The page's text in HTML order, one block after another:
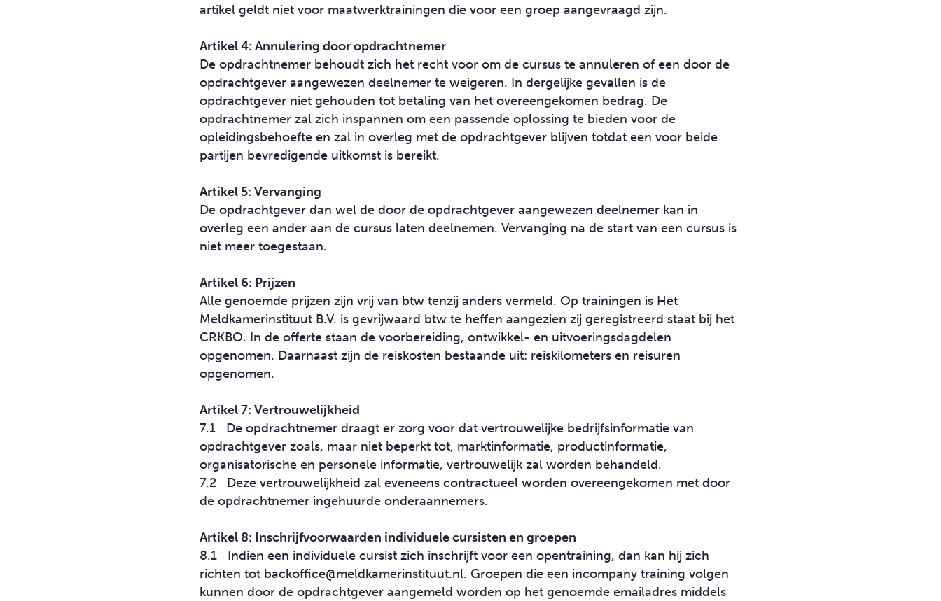
artikel geldt niet voor maatwerktrainingen die voor een groep aangevraagd zijn.
Artikel 4: Annulering door opdrachtnemer
De opdrachtnemer behoudt zich het recht voor om de cursus te annuleren of een door de
opdrachtgever aangewezen deelnemer te weigeren. In dergelijke gevallen is de
opdrachtgever niet gehouden tot betaling van het overeengekomen bedrag. De
opdrachtnemer zal zich inspannen om een passende oplossing te bieden voor de
opleidingsbehoefte en zal in overleg met de opdrachtgever blijven totdat een voor beide
partijen bevredigende uitkomst is bereikt.
Artikel 5: Vervanging
De opdrachtgever dan wel de door de opdrachtgever aangewezen deelnemer kan in
overleg een ander aan de cursus laten deelnemen. Vervanging na de start van een cursus is
niet meer toegestaan.
Artikel 6: Prijzen
Alle genoemde prijzen zijn vrij van btw tenzij anders vermeld. Op trainingen is Het
Meldkamerinstituut B.V. is gevrijwaard btw te heffen aangezien zij geregistreerd staat bij het
CRKBO. In de offerte staan de voorbereiding, ontwikkel- en uitvoeringsdagdelen
opgenomen. Daarnaast zijn de reiskosten bestaande uit: reiskilometers en reisuren
opgenomen.
Artikel 7: Vertrouwelijkheid
7.1 De opdrachtnemer draagt er zorg voor dat vertrouwelijke bedrijfsinformatie van
opdrachtgever zoals, maar niet beperkt tot, marktinformatie, productinformatie,
organisatorische en personele informatie, vertrouwelijk zal worden behandeld.
7.2 Deze vertrouwelijkheid zal eveneens contractueel worden overeengekomen met door
de opdrachtnemer ingehuurde onderaannemers.
Artikel 8: Inschrijfvoorwaarden individuele cursisten en groepen
8.1 Indien een individuele cursist zich inschrijft voor een opentraining, dan kan hij zich
richten tot backoffice@meldkamerinstituut.nl. Groepen die een incompany training volgen
kunnen door de opdrachtgever aangemeld worden op het genoemde emailadres middels